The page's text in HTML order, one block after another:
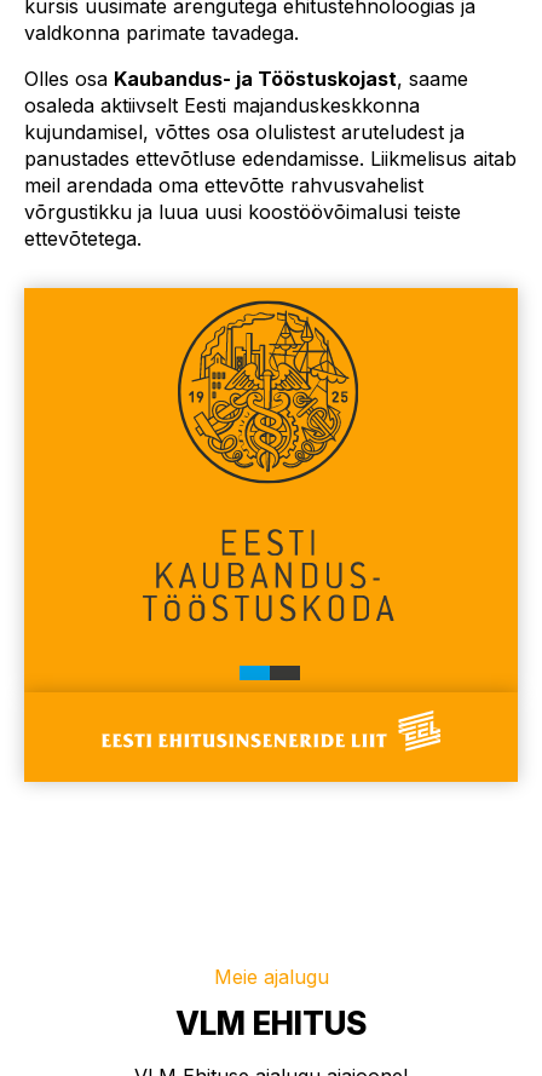
kursis uusimate arengutega ehitustehnoloogias ja
valdkonna parimate tavadega.
Olles osa Kaubandus- ja Tööstuskojast, saame
osaleda aktiivselt Eesti majanduskeskkonna
kujundamisel, võttes osa olulistest aruteludest ja
panustades ettevõtluse edendamisse. Liikmelisus aitab
meil arendada oma ettevõtte rahvusvahelist
võrgustikku ja luua uusi koostöövõimalusi teiste
ettevõtetega.
Meie ajalugu
VLM EHITUS